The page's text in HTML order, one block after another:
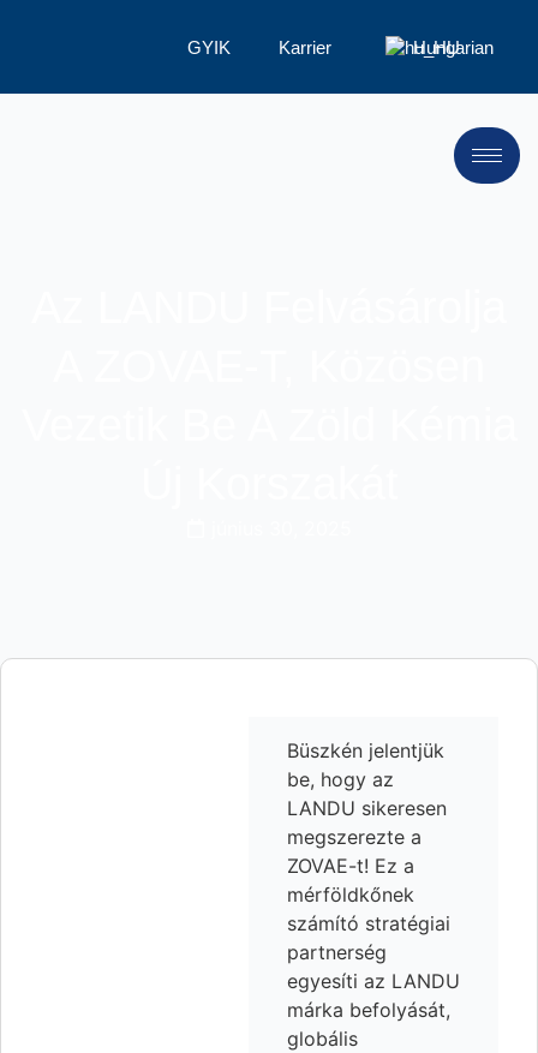
GYIK Karrier Hungarian
Büszkén jelentjük
be, hogy az
LANDU sikeresen
megszerezte a
ZOVAE-t! Ez a
mérföldkőnek
számító stratégiai
partnerség
egyesíti az LANDU
márka befolyását,
globális